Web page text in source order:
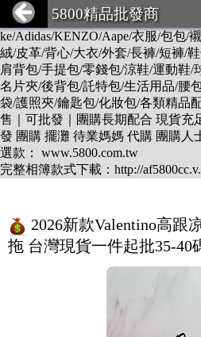
DESCENTE/LV/BURBERRY/
CIAGA/DIOR/Hermes/FENDI/
ke/Adidas/KENZO/Aape/衣服/包包/
絨/皮革/背心/大衣/外套/長褲/短褲/
肩背包/手提包/零錢包/涼鞋/運動鞋/
名片夾/後背包/託特包/生活用品/腰
袋/護照夾/鑰匙包/化妝包/各類精品
售｜可批發｜團購長期配合 現貨充
發 團購 擺灘 待業媽媽 代購 團購人
選款： www.5800.com.tw
完整相簿款式下載：http://
5800精品批發商
2026新款Valentino高跟
拖 台灣現貨一件起批35-40